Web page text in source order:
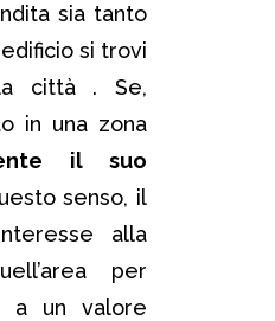
sia tanto
edificio si trovi
città . Se,
in una zona
il suo
senso, il
alla
per
a un valore